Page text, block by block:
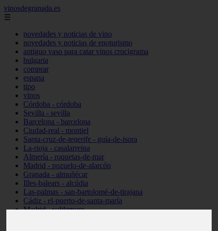
vinosdegranada.es
☰
novedades y noticias de vino
novedades y noticias de enoturismo
antiguo vaso para catar vinos crucigrama
bulgaria
comprar
espana
tipo
vinos
Córdoba - córdoba
Sevilla - sevilla
Barcelona - barcelona
Ciudad-real - montiel
Santa-cruz-de-tenerife - guía-de-isora
La-rioja - casalarreina
Almería - roquetas-de-mar
Madrid - pozuelo-de-alarcón
Granada - almuñécar
Illes-balears - alcúdia
Las-palmas - san-bartolomé-de-tirajana
Cádiz - el-puerto-de-santa-maría
Madrid - valdemoro